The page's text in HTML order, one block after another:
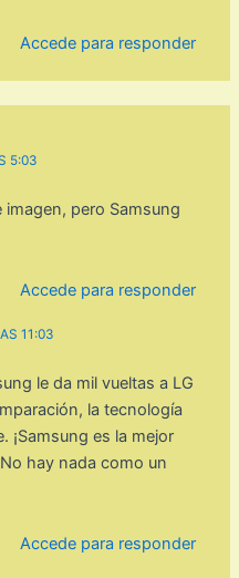
Accede para responder
5:03
imagen, pero Samsung
Accede para responder
11:03
le da mil vueltas a LG
la tecnología
¡Samsung es la mejor
hay nada como un
Accede para responder